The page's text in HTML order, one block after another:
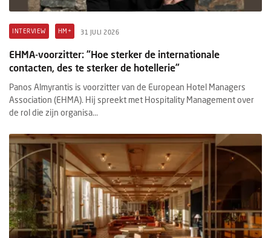
INTERVIEW HM+ 31 JULI 2026
EHMA-voorzitter: “Hoe sterker de internationale
contacten, des te sterker de hotellerie”
Panos Almyrantis is voorzitter van de European Hotel Managers
Association (EHMA). Hij spreekt met Hospitality Management over
de rol die zijn organisa...